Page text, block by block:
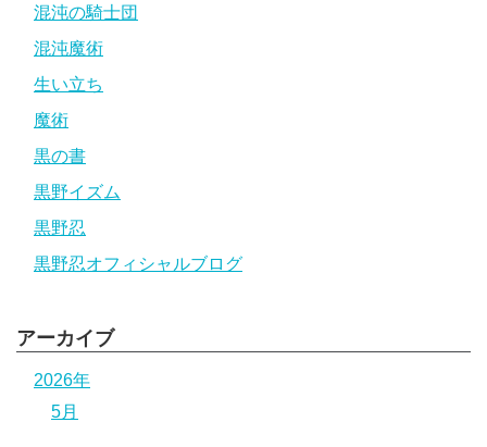
混沌の騎士団
混沌魔術
生い立ち
魔術
黒の書
黒野イズム
黒野忍
黒野忍オフィシャルブログ
アーカイブ
2026年
5月